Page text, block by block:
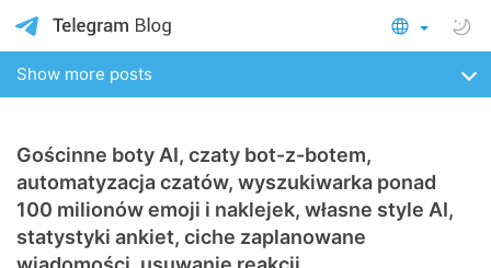
Show more posts
Gościnne boty AI, czaty bot-z-botem,
automatyzacja czatów, wyszukiwarka ponad
100 milionów emoji i naklejek, własne style AI,
statystyki ankiet, ciche zaplanowane